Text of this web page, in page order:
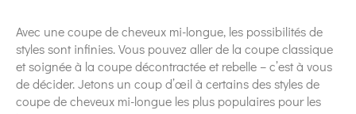
Avec une coupe de cheveux mi-longue, les possibilités de
styles sont infinies. Vous pouvez aller de la coupe classique
et soignée à la coupe décontractée et rebelle – c’est à vous
de décider. Jetons un coup d’œil à certains des styles de
coupe de cheveux mi-longue les plus populaires pour les